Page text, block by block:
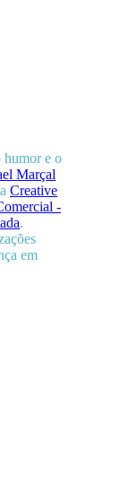
humor e o
Marçal
Creative
-
.
em